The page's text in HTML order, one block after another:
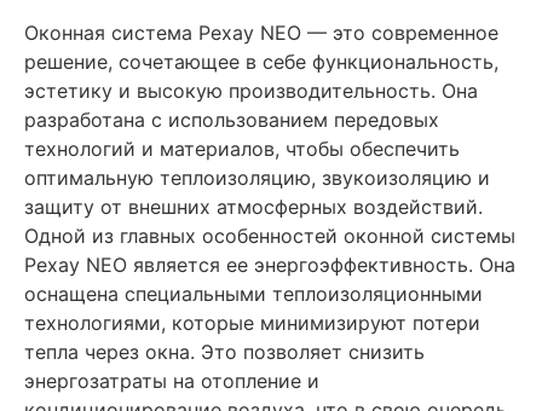
Оконная система Рехау NEO — это современное
решение, сочетающее в себе функциональность,
эстетику и высокую производительность. Она
разработана с использованием передовых
технологий и материалов, чтобы обеспечить
оптимальную теплоизоляцию, звукоизоляцию и
защиту от внешних атмосферных воздействий.
Одной из главных особенностей оконной системы
Рехау NEO является ее энергоэффективность. Она
оснащена специальными теплоизоляционными
технологиями, которые минимизируют потери
тепла через окна. Это позволяет снизить
энергозатраты на отопление и